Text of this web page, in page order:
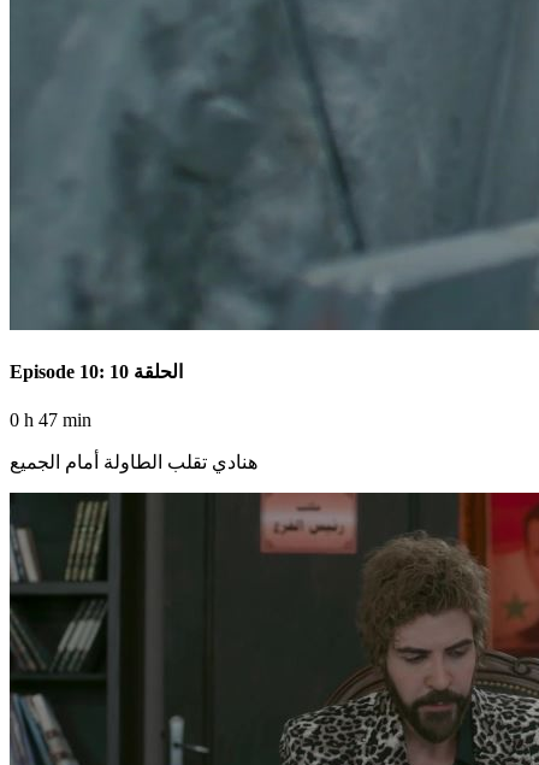
Episode 10: الحلقة 10
0 h 47 min
هنادي تقلب الطاولة أمام الجميع